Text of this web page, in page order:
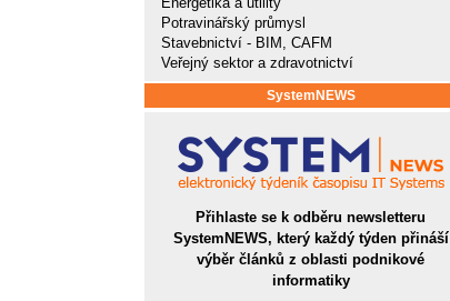
Potravinářský průmysl
Stavebnictví - BIM, CAFM
Veřejný sektor a zdravotnictví
SystemNEWS
Přihlaste se k odběru newsletteru
SystemNEWS, který každý týden přináší
výběr článků z oblasti podnikové
informatiky